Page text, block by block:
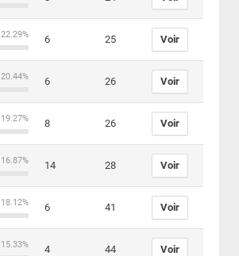
22.29% 6 25 Voir
20.44% 6 26 Voir
19.27% 8 26 Voir
16.87% 14 28 Voir
18.12% 6 41 Voir
15.33% 4 44 Voir